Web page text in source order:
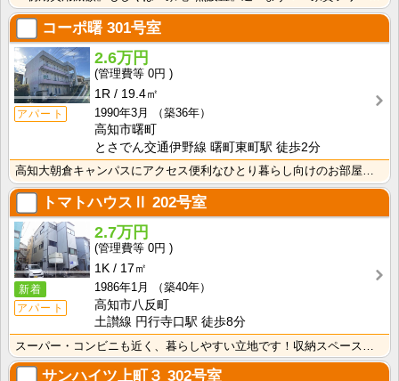
コーポ曙 301号室
アパート
2.6万円
0円
1R
19.4㎡
1990年3月
（築36年）
高知市曙町
とさでん交通伊野線 曙町東町駅 徒歩2分
トマトハウスⅡ 202号室
新着
アパート
2.7万円
0円
1K
17㎡
1986年1月
（築40年）
高知市八反町
土讃線 円行寺口駅 徒歩8分
サンハイツ上町３ 302号室